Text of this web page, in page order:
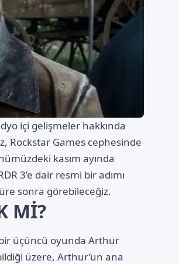
içi gelişmeler hakkında
Rockstar Games cephesinde
kasım ayında
3’e dair resmi bir adımı
sonra görebileceğiz.
Mİ?
üçüncü oyunda Arthur
üzere, Arthur’un ana